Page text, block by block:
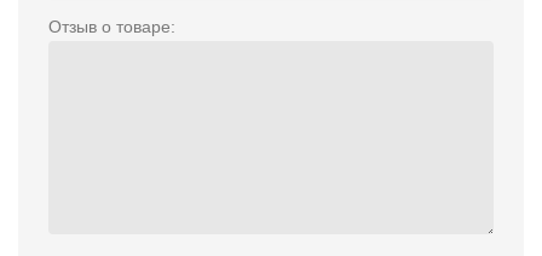
Отзыв о товаре: